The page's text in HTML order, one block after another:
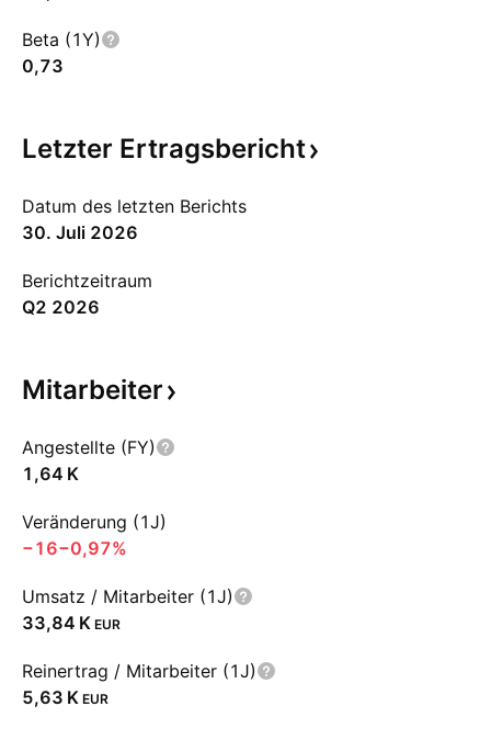
Beta (1Y)
0,73
Letzter Ertragsbericht
Datum des letzten Berichts
30. Juli 2026
Berichtzeitraum
Q2 2026
Mitarbeiter
Angestellte (FY)
‪1,64 K‬
Veränderung (1J)
−16−0,97%
Umsatz / Mitarbeiter (1J)
‪33,84 K‬ EUR
Reinertrag / Mitarbeiter (1J)
‪5,63 K‬ EUR